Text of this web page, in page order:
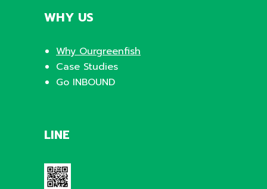
WHY US
Why Ourgreenfish
Case Studies
Go INBOUND
LINE